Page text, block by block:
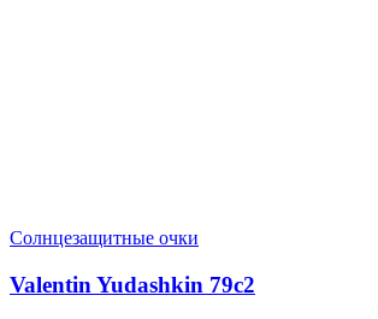
Солнцезащитные очки
Valentin Yudashkin 79c2